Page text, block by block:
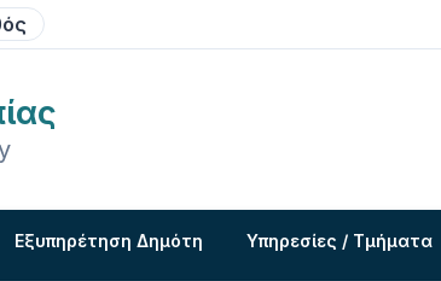
Εξυπηρέτηση Δημότη Υπηρεσίες / Τμήματα